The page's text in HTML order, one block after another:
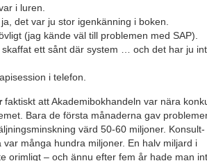
i luren.
det var ju stor igenkänning i boken.
(jag kände väl till problemen med SAP).
ett sånt där system … och det har ju
i telefon.
faktiskt att Akademibokhandeln var nära
Bara de första månaderna gav
värd 50-60 miljoner. Konsult-
var många hundra miljoner. En halv miljard i
orimligt – och ännu efter fem år hade man